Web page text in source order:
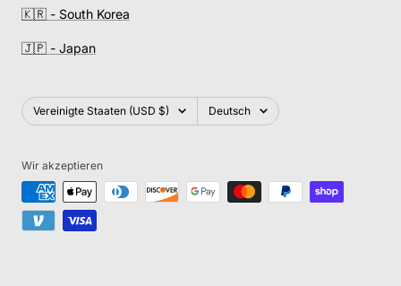
🇰🇷 - South Korea
🇯🇵 - Japan
Land/Region
Vereinigte Staaten (USD $) Sprache
Deutsch
Wir akzeptieren